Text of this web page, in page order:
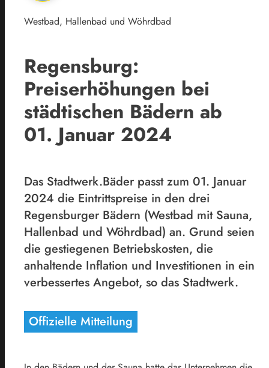
Westbad, Hallenbad und Wöhrdbad
Regensburg:
Preiserhöhungen bei
städtischen Bädern ab
01. Januar 2024
Das Stadtwerk.Bäder passt zum 01. Januar
2024 die Eintrittspreise in den drei
Regensburger Bädern (Westbad mit Sauna,
Hallenbad und Wöhrdbad) an. Grund seien
die gestiegenen Betriebskosten, die
anhaltende Inflation und Investitionen in ein
verbessertes Angebot, so das Stadtwerk.
Offizielle Mitteilung